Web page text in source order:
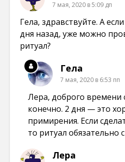
7 мая, 2020 в 5:09 дп
Гела, здравствуйте. А
дня назад, уже можно
ритуал?
Гела
7 мая, 2020 в 6:53 пп
Лера, доброго времени
конечно. 2 дня — это
примирения. Если
то ритуал обязательно
Лера